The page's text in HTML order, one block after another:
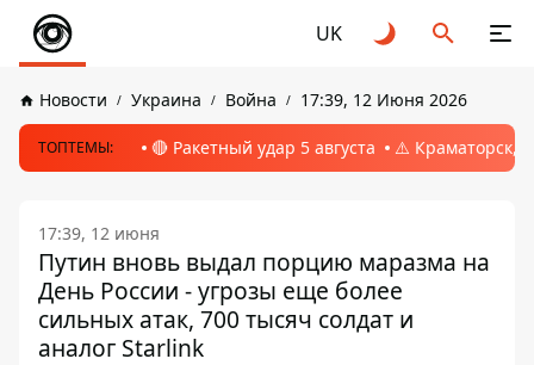
UK
Новости Украина Война 17:39, 12 Июня 2026
ТОПТЕМЫ: 🔴 Ракетный удар 5 августа ⚠️ Краматорск,
17:39, 12 июня
Путин вновь выдал порцию маразма на
День России - угрозы еще более
сильных атак, 700 тысяч солдат и
аналог Starlink